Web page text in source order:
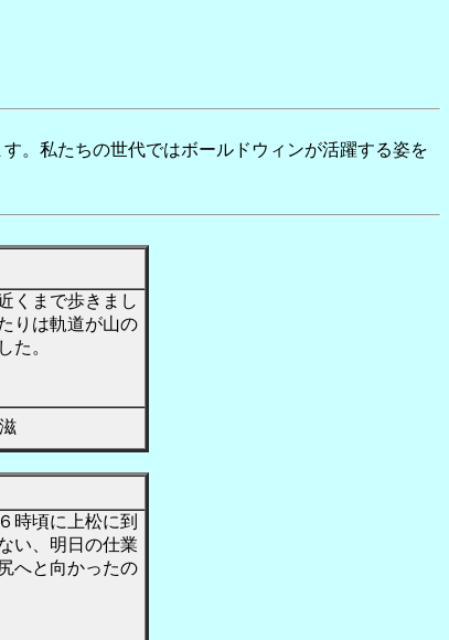
。私たちの世代ではボールドウィンが活躍する姿を
くまで歩きまし
りは軌道が山の
た。
時頃に上松に到
い、明日の仕業
へと向かったの